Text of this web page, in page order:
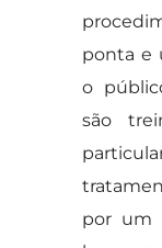
ponta e
o
são
por